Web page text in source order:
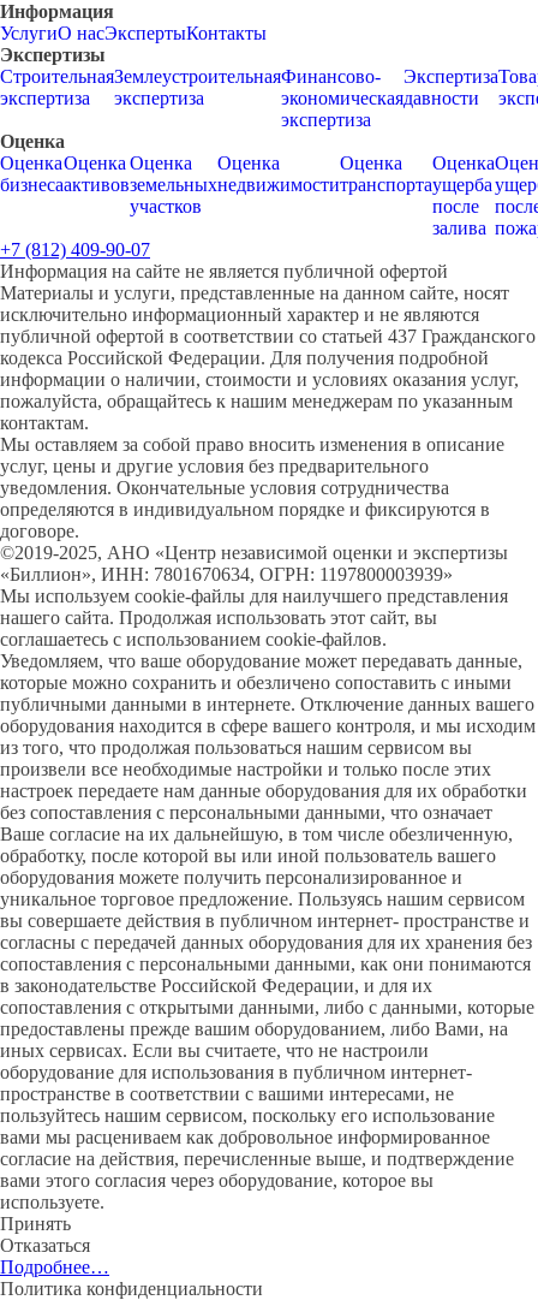
Информация
УслугиО насЭкспертыКонтакты
Экспертизы
Строительная
экспертиза
Землеустроительная
экспертиза
Финансово-
экономическая
экспертиза
Экспертиза
давности
Оценка
Оценка
бизнеса
Оценка
активов
Оценка
земельных
участков
Оценка
недвижимости
Оценка
транспорта
Оценка
ущерба
после
залива
+7 (812) 409-90-07
Информация на сайте не является публичной офертой
Материалы и услуги, представленные на данном сайте, носят
исключительно информационный характер и не являются
публичной офертой в соответствии со статьей 437 Гражданского
кодекса Российской Федерации. Для получения подробной
информации о наличии, стоимости и условиях оказания услуг,
пожалуйста, обращайтесь к нашим менеджерам по указанным
контактам.
Мы оставляем за собой право вносить изменения в описание
услуг, цены и другие условия без предварительного
уведомления. Окончательные условия сотрудничества
определяются в индивидуальном порядке и фиксируются в
договоре.
©2019-2025, АНО «Центр независимой оценки и экспертизы
«Биллион», ИНН: 7801670634, ОГРН: 1197800003939»
Мы используем cookie-файлы для наилучшего представления
нашего сайта. Продолжая использовать этот сайт, вы
соглашаетесь с использованием cookie-файлов.
Уведомляем, что ваше оборудование может передавать данные,
которые можно сохранить и обезличено сопоставить с иными
публичными данными в интернете. Отключение данных вашего
оборудования находится в сфере вашего контроля, и мы исходим
из того, что продолжая пользоваться нашим сервисом вы
произвели все необходимые настройки и только после этих
настроек передаете нам данные оборудования для их обработки
без сопоставления с персональными данными, что означает
Ваше согласие на их дальнейшую, в том числе обезличенную,
обработку, после которой вы или иной пользователь вашего
оборудования можете получить персонализированное и
уникальное торговое предложение. Пользуясь нашим сервисом
вы совершаете действия в публичном интернет- пространстве и
согласны с передачей данных оборудования для их хранения без
сопоставления с персональными данными, как они понимаются
в законодательстве Российской Федерации, и для их
сопоставления с открытыми данными, либо с данными, которые
предоставлены прежде вашим оборудованием, либо Вами, на
иных сервисах. Если вы считаете, что не настроили
оборудование для использования в публичном интернет-
пространстве в соответствии с вашими интересами, не
пользуйтесь нашим сервисом, поскольку его использование
вами мы расцениваем как добровольное информированное
согласие на действия, перечисленные выше, и подтверждение
вами этого согласия через оборудование, которое вы
используете.
Принять
Отказаться
Подробнее…
Политика конфиденциальности